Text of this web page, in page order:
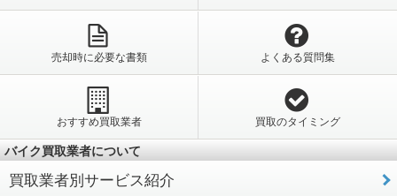
売却時に必要な書類 よくある質問集
おすすめ買取業者 買取のタイミング
バイク買取業者について
買取業者別サービス紹介